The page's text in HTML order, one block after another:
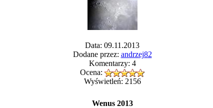
Data: 09.11.2013
Dodane przez: andrzej82
Komentarzy: 4
Ocena:
Wyświetleń: 2156
Wenus 2013